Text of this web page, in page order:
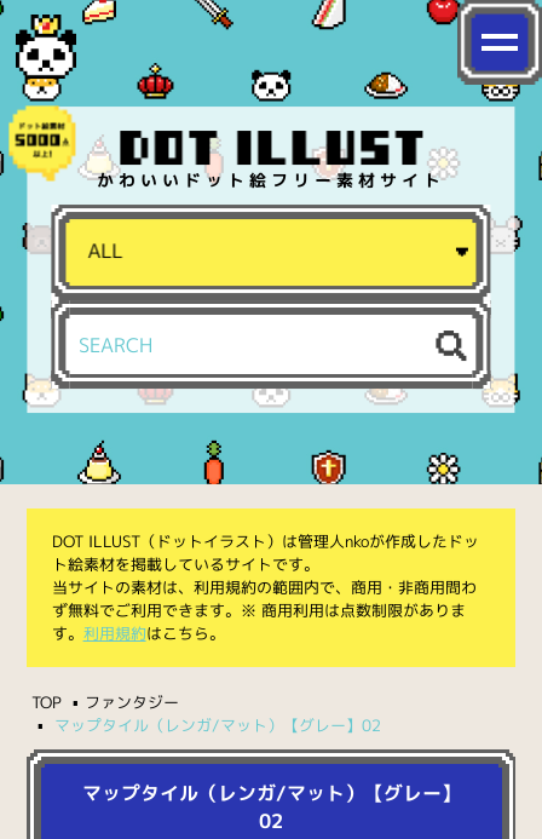
かわいいドット絵フリー素材サイト
DOT ILLUST（ドットイラスト）は管理人nkoが作成したドッ
ト絵素材を掲載しているサイトです。
当サイトの素材は、利用規約の範囲内で、商用・非商用問わ
ず無料でご利用できます。※ 商用利用は点数制限がありま
す。 利用規約はこちら。
TOP
ファンタジー
マップタイル（レンガ/マット）【グレー】02
マップタイル（レンガ/マット）【グレー】
02